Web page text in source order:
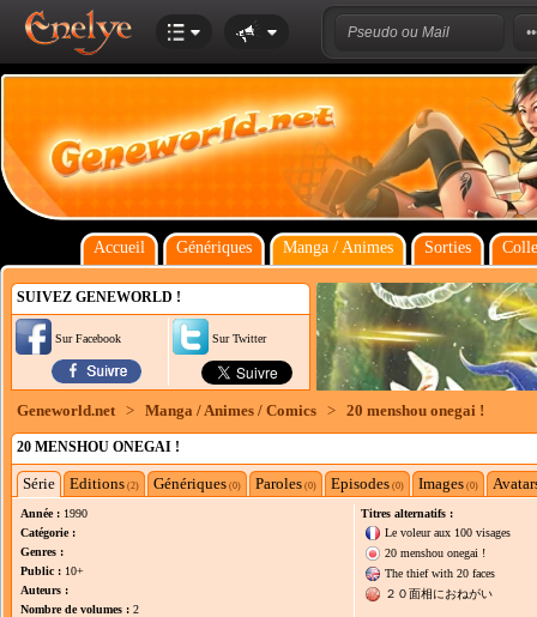
Accueil Génériques Manga / Animes Sorties
SUIVEZ GENEWORLD !
Sur Facebook Sur Twitter
Geneworld.net > Manga / Animes / Comics > 20 menshou onegai !
20 MENSHOU ONEGAI !
Série Editions (2) Génériques (0) Paroles (0) Episodes (0) Images (0)
Année : 1990
Catégorie :
Genres :
Public : 10+
Auteurs :
Nombre de volumes : 2
Titres alternatifs :
Le voleur aux 100 visages
20 menshou onegai !
The thief with 20 faces
２０面相におねがい